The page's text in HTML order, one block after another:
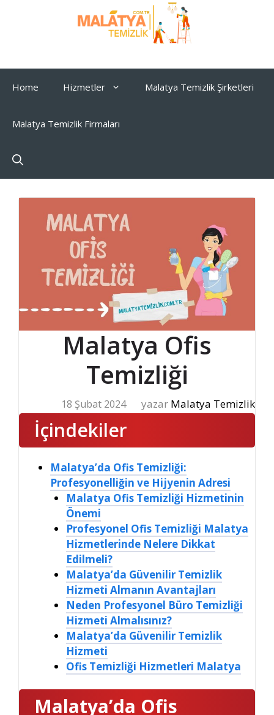
Home Hizmetler Malatya Temizlik Şirketleri
Malatya Temizlik Firmaları
Malatya Ofis
Temizliği
18 Şubat 2024 yazar Malatya Temizlik
İçindekiler
Malatya’da Ofis Temizliği:
Profesyonelliğin ve Hijyenin Adresi
Malatya Ofis Temizliği Hizmetinin
Önemi
Profesyonel Ofis Temizliği Malatya
Hizmetlerinde Nelere Dikkat
Edilmeli?
Malatya’da Güvenilir Temizlik
Hizmeti Almanın Avantajları
Neden Profesyonel Büro Temizliği
Hizmeti Almalısınız?
Malatya’da Güvenilir Temizlik
Hizmeti
Ofis Temizliği Hizmetleri Malatya
Malatya’da Ofis